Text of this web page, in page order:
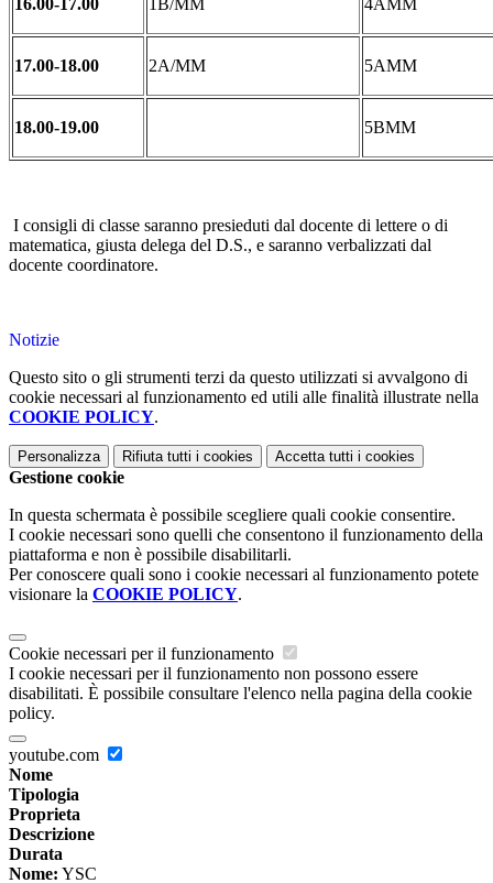
16.00-17.00 1B/MM 4AMM
17.00-18.00 2A/MM 5AMM
18.00-19.00 5BMM
I consigli di classe saranno presieduti dal docente di lettere o di
matematica, giusta delega del D.S., e saranno verbalizzati dal
docente coordinatore.
Notizie
Questo sito o gli strumenti terzi da questo utilizzati si avvalgono di
cookie necessari al funzionamento ed utili alle finalità illustrate nella
COOKIE POLICY.
Personalizza Rifiuta tutti i cookies Accetta tutti i cookies
Gestione cookie
In questa schermata è possibile scegliere quali cookie consentire.
I cookie necessari sono quelli che consentono il funzionamento della
piattaforma e non è possibile disabilitarli.
Per conoscere quali sono i cookie necessari al funzionamento potete
visionare la COOKIE POLICY.
Cookie necessari per il funzionamento
I cookie necessari per il funzionamento non possono essere
disabilitati. È possibile consultare l'elenco nella pagina della cookie
policy.
youtube.com
Nome
Tipologia
Proprieta
Descrizione
Durata
Nome: YSC